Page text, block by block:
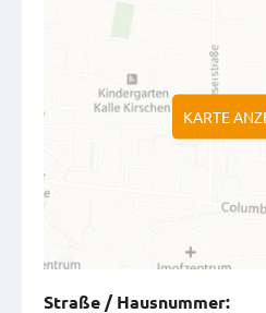
KARTE
Straße / Hausnummer: